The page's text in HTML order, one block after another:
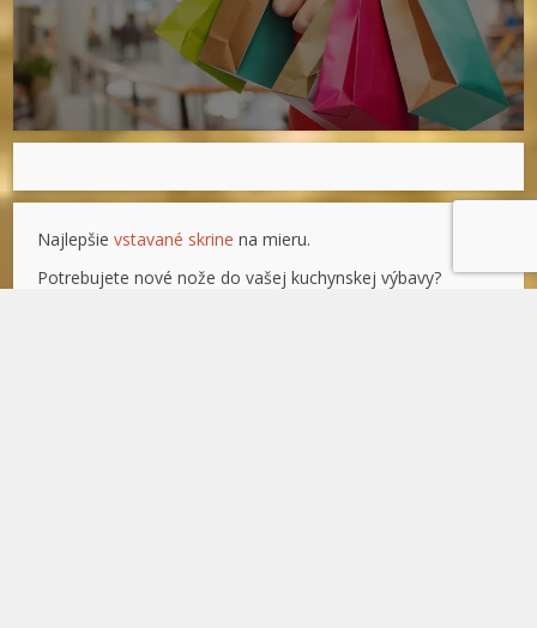
Najlepšievstavané skrine na mieru.
Potrebujete nové nože do vašej kuchynskej výbavy?